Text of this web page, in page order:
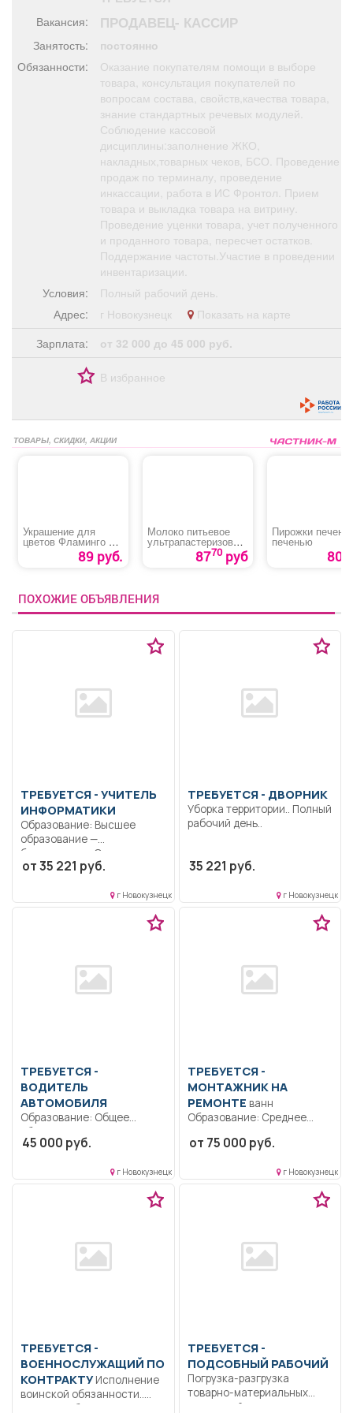
Поздравления Погода
Я - пенсионер
Вакансия: ПРОДАВЕЦ- КАССИР
Занятость:
постоянно
Обязанности:
Оказание покупателям помощи в выборе
товара, консультация покупателей по
вопросам состава, свойств,качества товара,
знание стандартных речевых модулей.
Соблюдение кассовой
дисциплины:заполнение ЖКО,
накладных,товарных чеков, БСО. Проведение
продаж по терминалу, проведение
инкассации, работа в ИС Фронтол. Прием
товара и выкладка товара на витрину.
Проведение уценки товара, учет полученного
и проданного товара, пересчет остатков.
Поддержание частоты.Участие в проведении
инвентаризации.
Условия:
Полный рабочий день.
Адрес:
г Новокузнецк
Показать на карте
Зарплата:
от 32 000 до 45 000 руб.
В избранное
ТОВАРЫ, СКИДКИ, АКЦИИ
Украшение для
цветов Фламинго с
крыльями 89 руб.
Молоко питьевое
ультрапастеризован
ное 2,5% 8770руб
Пирожки
печенью
80
ПОХОЖИЕ ОБЪЯВЛЕНИЯ
ТРЕБУЕТСЯ - УЧИТЕЛЬ
ИНФОРМАТИКИ
Образование: Высшее
образование —
бакалавриат.. Организация
олимпиад, конференций,
от 35 221 руб.
г Новокузнецк
ТРЕБУЕТСЯ - ДВОРНИК
Уборка территории.. Полный
рабочий день..
35 221 руб.
г Новокузнецк
ТРЕБУЕТСЯ -
ВОДИТЕЛЬ
АВТОМОБИЛЯ
Образование: Общее
образование.. Строго
соблюдать правила
45 000 руб.
г Новокузнецк
ТРЕБУЕТСЯ -
МОНТАЖНИК НА
РЕМОНТЕ ванн
Образование: Среднее
образование.. Выполнение
механомонтажных
процессов.....
от 75 000 руб.
г Новокузнецк
ТРЕБУЕТСЯ -
ВОЕННОСЛУЖАЩИЙ ПО
КОНТРАКТУИсполнение
воинской обязанности..
Полный рабочий день.
ТРЕБУЕТСЯ -
ПОДСОБНЫЙ РАБОЧИЙ
Погрузка-разгрузка
товарно-материальных
ценностей; перемещение